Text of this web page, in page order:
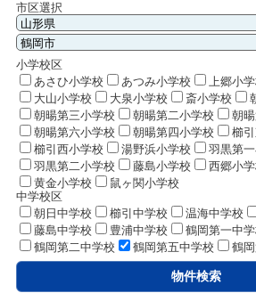
市区選択
小学校区
あさひ小学校
あつみ小学校 上郷小
大山小学校
大泉小学校 斎小学校
朝暘第三小学校
朝暘第二小学校
朝
朝暘第六小学校
朝暘第四小学校
櫛
櫛引西小学校
湯野浜小学校
羽黒第
羽黒第二小学校
藤島小学校 西郷小
黄金小学校
鼠ヶ関小学校
中学校区
朝日中学校
櫛引中学校 温海中学校
藤島中学校
豊浦中学校 鶴岡第一中
鶴岡第二中学校
鶴岡第五中学校 鶴